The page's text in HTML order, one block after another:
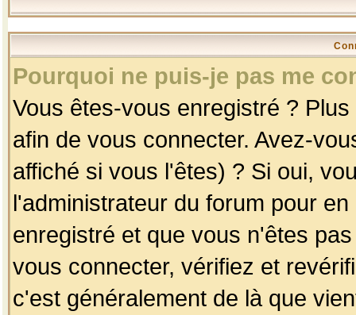
Pourquoi ne puis-je pas me
Vous êtes-vous enregistré ?
afin de vous connecter. Avez-
affiché si vous l'êtes) ? Si oui,
l'administrateur du forum pour
enregistré et que vous n'êtes
vous connecter, vérifiez et
c'est généralement de là que